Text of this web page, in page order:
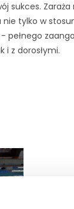
sukces.
tylko w
pełnego
i z dorosłymi.